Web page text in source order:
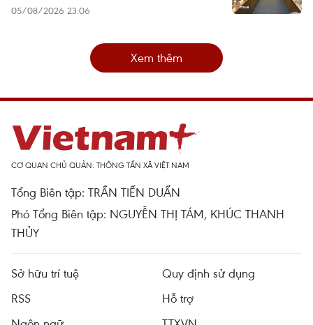
05/08/2026 23:06
Xem thêm
CƠ QUAN CHỦ QUẢN: THÔNG TẤN XÃ VIỆT NAM
Tổng Biên tập: TRẦN TIẾN DUẨN
Phó Tổng Biên tập: NGUYỄN THỊ TÁM, KHÚC THANH
THỦY
Sở hữu trí tuệ
Quy định sử dụng
RSS
Hỗ trợ